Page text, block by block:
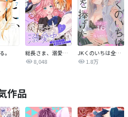
。
総長さま、溺愛中につき。～最強イケメンと愛され寮生活！？～ 分冊版
8,048
JKくのいちは全てを捧げたい
1.8万
作品